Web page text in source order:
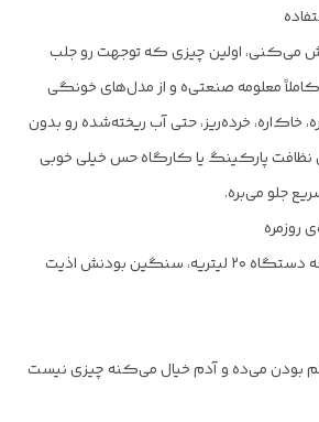
می‌کنی، اولین چیزی که توجهت رو جلب
معلومه صنعتی‌ه و از مدل‌های خونگی
خاک‌اره، خرده‌ریز، حتی آب ریخته‌شده رو بدون
نظافت پارکینگ یا کارگاه حس خیلی خوبی
جلو می‌بره.
روزمره
• چرخ‌ها روان‌اند و با اینکه دستگاه ۲۰ لیتریه، سنگین بودنش اذیت
می‌ده و آدم خیال می‌کنه چیزی نیست